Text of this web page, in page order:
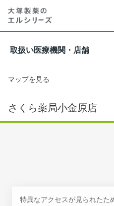
取扱い医療機関・店舗
マップを見る
さくら薬局小金原店
特異なアクセスが見られたた